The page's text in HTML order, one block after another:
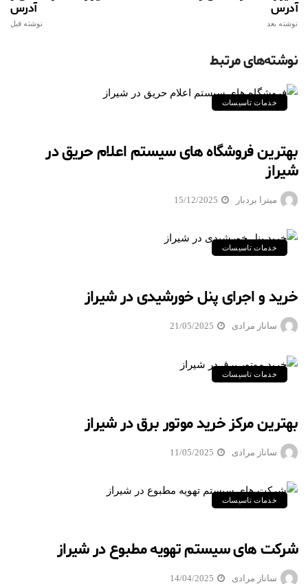
آدرس
نوشته قبل
آدرس
نوشته بعد
نوشته‌های مرتبط
خدمات تاسیسات
بهترین فروشگاه های سیستم اعلام حریق در
شیراز
میترا بردبار 15/12/2025
خدمات تاسیسات
خرید و اجرای پنل خورشیدی در شیراز
ساناز مرادی 21/05/2025
خدمات تاسیسات
بهترین مرکز خرید موتور برق در شیراز
ساناز مرادی 11/05/2025
خدمات تاسیسات
شرکت های سیستم تهویه مطبوع در شیراز
ساناز مرادی 14/04/2025